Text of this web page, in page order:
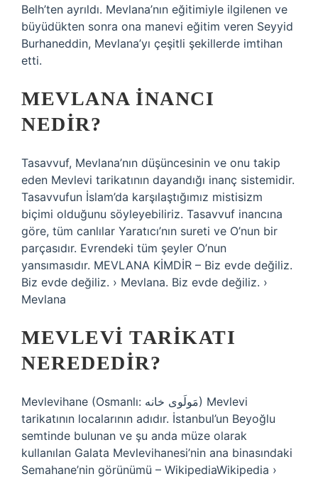
Belh’ten ayrıldı. Mevlana’nın eğitimiyle ilgilenen ve
büyüdükten sonra ona manevi eğitim veren Seyyid
Burhaneddin, Mevlana’yı çeşitli şekillerde imtihan
etti.
MEVLANA INANCI
NEDIR?
Tasavvuf, Mevlana’nın düşüncesinin ve onu takip
eden Mevlevi tarikatının dayandığı inanç sistemidir.
Tasavvufun İslam’da karşılaştığımız mistisizm
biçimi olduğunu söyleyebiliriz. Tasavvuf inancına
göre, tüm canlılar Yaratıcı’nın sureti ve O’nun bir
parçasıdır. Evrendeki tüm şeyler O’nun
yansımasıdır. MEVLANA KİMDİR – Biz evde değiliz.
Biz evde değiliz. › Mevlana. Biz evde değiliz. ›
Mevlana
MEVLEVI TARIKATI
NEREDEDIR?
Mevlevihane (Osmanlı: مَولَوی خانه) Mevlevi
tarikatının localarının adıdır. İstanbul’un Beyoğlu
semtinde bulunan ve şu anda müze olarak
kullanılan Galata Mevlevihanesi’nin ana binasındaki
Semahane’nin görünümü – WikipediaWikipedia ›